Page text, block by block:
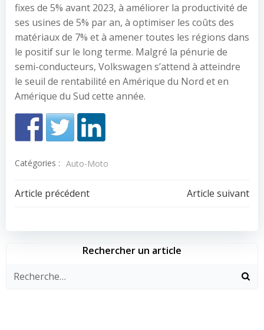
fixes de 5% avant 2023, à améliorer la productivité de
ses usines de 5% par an, à optimiser les coûts des
matériaux de 7% et à amener toutes les régions dans
le positif sur le long terme. Malgré la pénurie de
semi-conducteurs, Volkswagen s’attend à atteindre
le seuil de rentabilité en Amérique du Nord et en
Amérique du Sud cette année.
Catégories : Auto-Moto
Navigation
de
l’article
Article précédent
Navigation
de
l’article
Article suivant
Rechercher un article